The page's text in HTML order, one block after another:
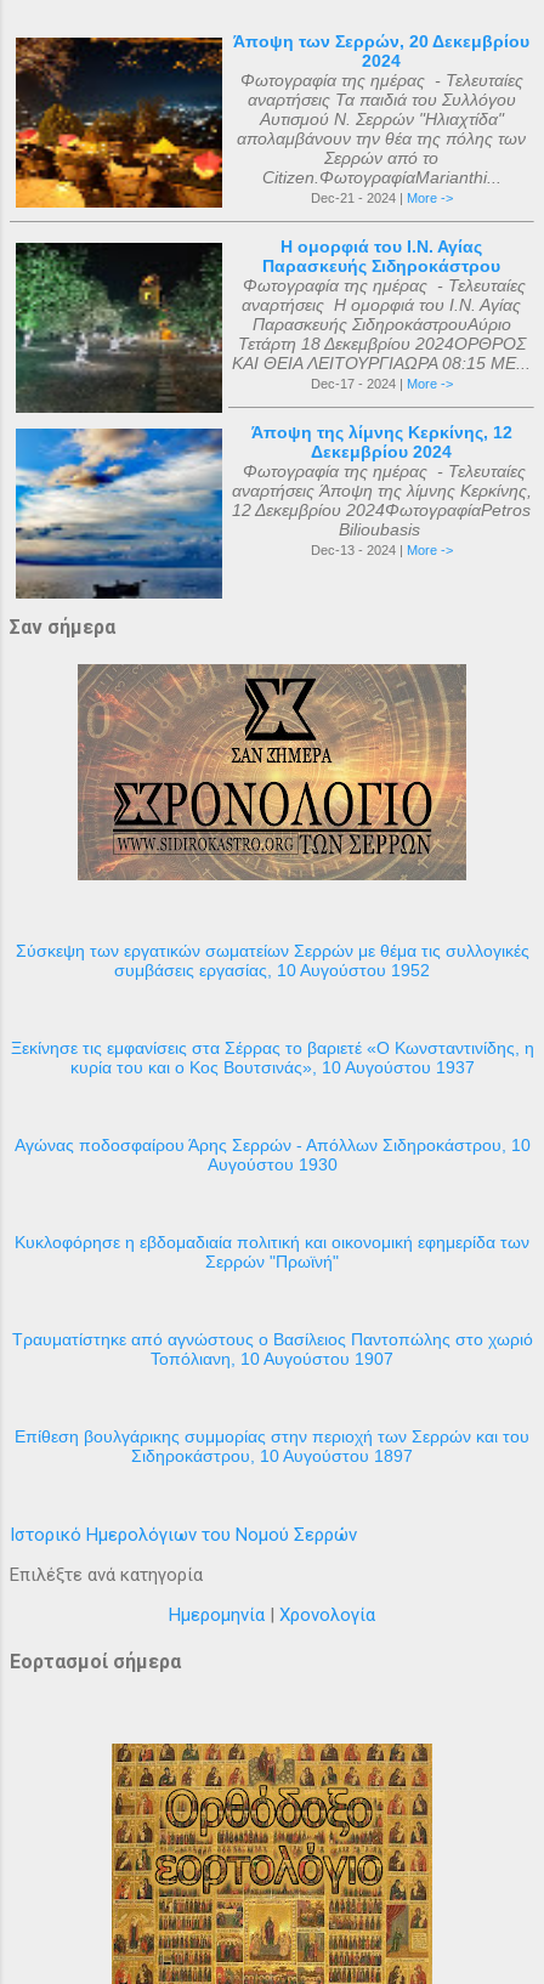
Άποψη των Σερρών, 20 Δεκεμβρίου
2024
Φωτογραφία της ημέρας - Τελευταίες
αναρτήσεις Τα παιδιά του Συλλόγου
Αυτισμού Ν. Σερρών "Ηλιαχτίδα"
απολαμβάνουν την θέα της πόλης των
Σερρών από το
Citizen.ΦωτογραφίαMarianthi...
Dec-21 - 2024 | More ->
Η ομορφιά του Ι.Ν. Αγίας
Παρασκευής Σιδηροκάστρου
Φωτογραφία της ημέρας - Τελευταίες
αναρτήσεις Η ομορφιά του Ι.Ν. Αγίας
Παρασκευής ΣιδηροκάστρουΑύριο
Τετάρτη 18 Δεκεμβρίου 2024ΟΡΘΡΟΣ
ΚΑΙ ΘΕΙΑ ΛΕΙΤΟΥΡΓΙΑΩΡΑ 08:15 ΜΕ...
Dec-17 - 2024 | More ->
Άποψη της λίμνης Κερκίνης, 12
Δεκεμβρίου 2024
Φωτογραφία της ημέρας - Τελευταίες
αναρτήσεις Άποψη της λίμνης Κερκίνης,
12 Δεκεμβρίου 2024ΦωτογραφίαPetros
Bilioubasis
Dec-13 - 2024 | More ->
Σαν σήμερα
Σύσκεψη των εργατικών σωματείων Σερρών με θέμα τις συλλογικές
συμβάσεις εργασίας, 10 Αυγούστου 1952
Ξεκίνησε τις εμφανίσεις στα Σέρρας το βαριετέ «Ο Κωνσταντινίδης, η
κυρία του και ο Κος Βουτσινάς», 10 Αυγούστου 1937
Αγώνας ποδοσφαίρου Άρης Σερρών - Απόλλων Σιδηροκάστρου, 10
Αυγούστου 1930
Κυκλοφόρησε η εβδομαδιαία πολιτική και οικονομική εφημερίδα των
Σερρών "Πρωϊνή"
Τραυματίστηκε από αγνώστους ο Βασίλειος Παντοπώλης στο χωριό
Τοπόλιανη, 10 Αυγούστου 1907
Επίθεση βουλγάρικης συμμορίας στην περιοχή των Σερρών και του
Σιδηροκάστρου, 10 Αυγούστου 1897
Ιστορικό Ημερολόγιων του Νομού Σερρών
Επιλέξτε ανά κατηγορία
Ημερομηνία | Χρονολογία
Εορτασμοί σήμερα